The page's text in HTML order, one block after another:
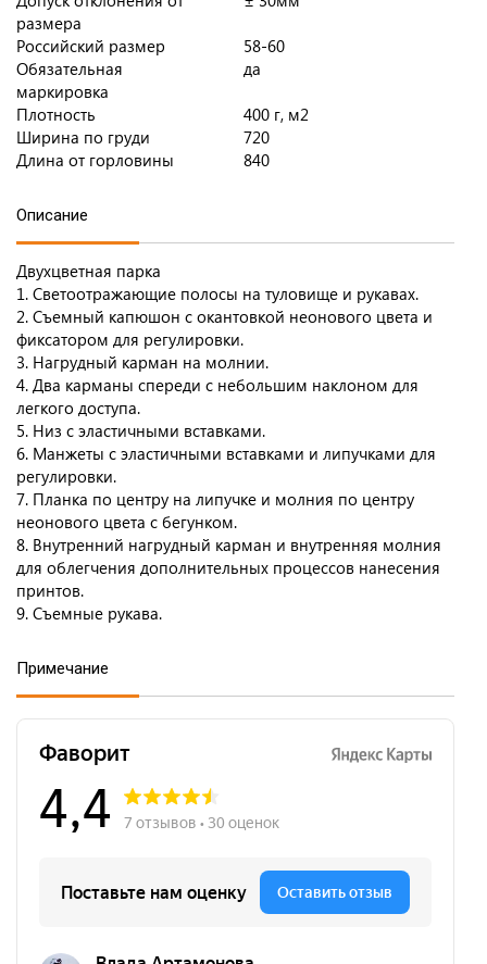
размера
Российский размер
58-60
Обязательная
маркировка
да
Плотность
400 г, м2
Ширина по груди
720
Длина от горловины
840
Описание
Двухцветная парка
1. Светоотражающие полосы на туловище и рукавах.
2. Съемный капюшон с окантовкой неонового цвета и
фиксатором для регулировки.
3. Нагрудный карман на молнии.
4. Два карманы спереди с небольшим наклоном для
легкого доступа.
5. Низ с эластичными вставками.
6. Манжеты с эластичными вставками и липучками для
регулировки.
7. Планка по центру на липучке и молния по центру
неонового цвета с бегунком.
8. Внутренний нагрудный карман и внутренняя молния
для облегчения дополнительных процессов нанесения
принтов.
9. Съемные рукава.
Примечание